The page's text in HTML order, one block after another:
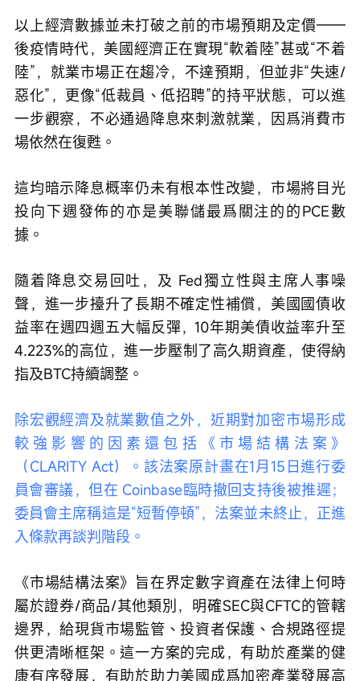
以上經濟數據並未打破之前的市場預期及定價——
後疫情時代，美國經濟正在實現“軟着陸”甚或“不着
陸”，就業市場正在趨冷，不達預期，但並非“失速/
惡化”，更像“低裁員、低招聘”的持平狀態，可以進
一步觀察，不必通過降息來刺激就業，因爲消費市
場依然在復甦。
這均暗示降息概率仍未有根本性改變，市場將目光
投向下週發佈的亦是美聯儲最爲關注的的PCE數
據。
隨着降息交易回吐，及 Fed獨立性與主席人事噪
聲，進一步擡升了長期不確定性補償，美國國債收
益率在週四週五大幅反彈，10年期美債收益率升至
4.223%的高位，進一步壓制了高久期資產，使得納
指及BTC持續調整。
除宏觀經濟及就業數值之外，近期對加密市場形成
較強影響的因素還包括《市場結構法案》
（CLARITY Act）。該法案原計畫在1月15日進行委
員會審議，但在 Coinbase臨時撤回支持後被推遲；
委員會主席稱這是“短暫停頓”，法案並未終止，正進
入條款再談判階段。
《市場結構法案》旨在界定數字資產在法律上何時
屬於證券/商品/其他類別，明確SEC與CFTC的管轄
邊界，給現貨市場監管、投資者保護、合規路徑提
供更清晰框架。這一方案的完成，有助於產業的健
康有序發展，有助於助力美國成爲加密產業發展高